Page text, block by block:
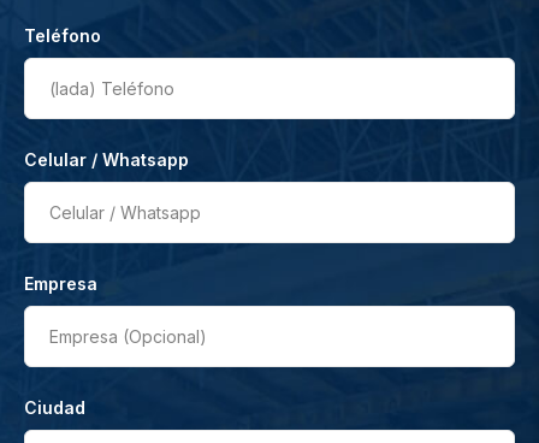
Teléfono
(lada) Teléfono
Celular / Whatsapp
Celular / Whatsapp
Empresa
Empresa (Opcional)
Ciudad